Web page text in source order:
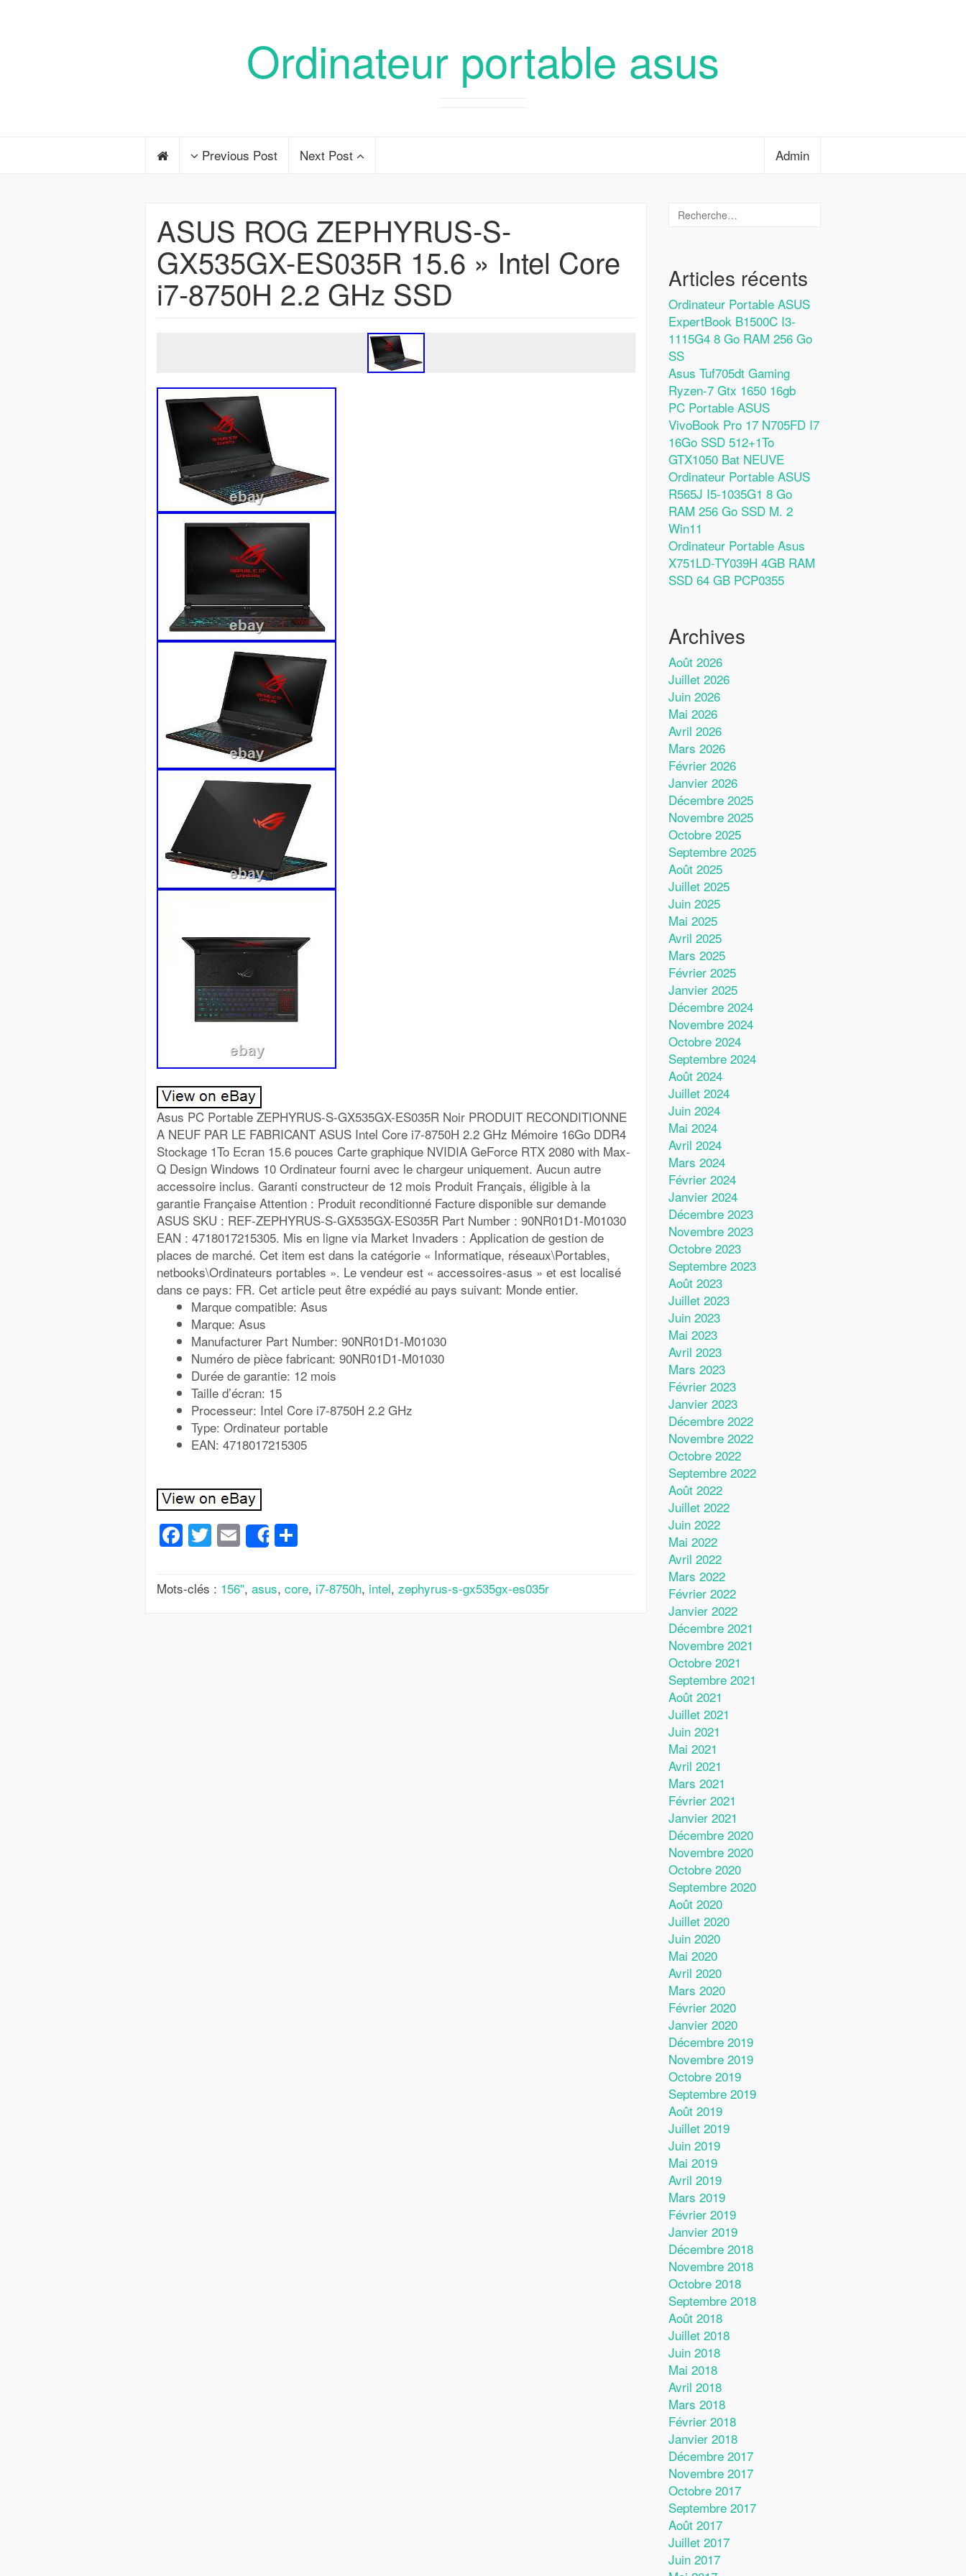
Ordinateur portable asus
Previous Post Next Post Admin
ASUS ROG ZEPHYRUS-S-
GX535GX-ES035R 15.6 » Intel Core
i7-8750H 2.2 GHz SSD
Asus PC Portable ZEPHYRUS-S-GX535GX-ES035R Noir PRODUIT RECONDITIONNE
A NEUF PAR LE FABRICANT ASUS Intel Core i7-8750H 2.2 GHz Mémoire 16Go DDR4
Stockage 1To Ecran 15.6 pouces Carte graphique NVIDIA GeForce RTX 2080 with Max-
Q Design Windows 10 Ordinateur fourni avec le chargeur uniquement. Aucun autre
accessoire inclus. Garanti constructeur de 12 mois Produit Français, éligible à la
garantie Française Attention : Produit reconditionné Facture disponible sur demande
ASUS SKU : REF-ZEPHYRUS-S-GX535GX-ES035R Part Number : 90NR01D1-M01030
EAN : 4718017215305. Mis en ligne via Market Invaders : Application de gestion de
places de marché. Cet item est dans la catégorie « Informatique, réseaux\Portables,
netbooks\Ordinateurs portables ». Le vendeur est « accessoires-asus » et est localisé
dans ce pays: FR. Cet article peut être expédié au pays suivant: Monde entier.
Marque compatible: Asus
Marque: Asus
Manufacturer Part Number: 90NR01D1-M01030
Numéro de pièce fabricant: 90NR01D1-M01030
Durée de garantie: 12 mois
Taille d’écran: 15
Processeur: Intel Core i7-8750H 2.2 GHz
Type: Ordinateur portable
EAN: 4718017215305
Facebook
Twitter
Email
Share
Mots-clés : 156'', asus, core, i7-8750h, intel, zephyrus-s-gx535gx-es035r
Articles récents
Ordinateur Portable ASUS
ExpertBook B1500C I3-
1115G4 8 Go RAM 256 Go
SS
Asus Tuf705dt Gaming
Ryzen-7 Gtx 1650 16gb
PC Portable ASUS
VivoBook Pro 17 N705FD I7
16Go SSD 512+1To
GTX1050 Bat NEUVE
Ordinateur Portable ASUS
R565J I5-1035G1 8 Go
RAM 256 Go SSD M. 2
Win11
Ordinateur Portable Asus
X751LD-TY039H 4GB RAM
SSD 64 GB PCP0355
Archives
Août 2026
Juillet 2026
Juin 2026
Mai 2026
Avril 2026
Mars 2026
Février 2026
Janvier 2026
Décembre 2025
Novembre 2025
Octobre 2025
Septembre 2025
Août 2025
Juillet 2025
Juin 2025
Mai 2025
Avril 2025
Mars 2025
Février 2025
Janvier 2025
Décembre 2024
Novembre 2024
Octobre 2024
Septembre 2024
Août 2024
Juillet 2024
Juin 2024
Mai 2024
Avril 2024
Mars 2024
Février 2024
Janvier 2024
Décembre 2023
Novembre 2023
Octobre 2023
Septembre 2023
Août 2023
Juillet 2023
Juin 2023
Mai 2023
Avril 2023
Mars 2023
Février 2023
Janvier 2023
Décembre 2022
Novembre 2022
Octobre 2022
Septembre 2022
Août 2022
Juillet 2022
Juin 2022
Mai 2022
Avril 2022
Mars 2022
Février 2022
Janvier 2022
Décembre 2021
Novembre 2021
Octobre 2021
Septembre 2021
Août 2021
Juillet 2021
Juin 2021
Mai 2021
Avril 2021
Mars 2021
Février 2021
Janvier 2021
Décembre 2020
Novembre 2020
Octobre 2020
Septembre 2020
Août 2020
Juillet 2020
Juin 2020
Mai 2020
Avril 2020
Mars 2020
Février 2020
Janvier 2020
Décembre 2019
Novembre 2019
Octobre 2019
Septembre 2019
Août 2019
Juillet 2019
Juin 2019
Mai 2019
Avril 2019
Mars 2019
Février 2019
Janvier 2019
Décembre 2018
Novembre 2018
Octobre 2018
Septembre 2018
Août 2018
Juillet 2018
Juin 2018
Mai 2018
Avril 2018
Mars 2018
Février 2018
Janvier 2018
Décembre 2017
Novembre 2017
Octobre 2017
Septembre 2017
Août 2017
Juillet 2017
Juin 2017